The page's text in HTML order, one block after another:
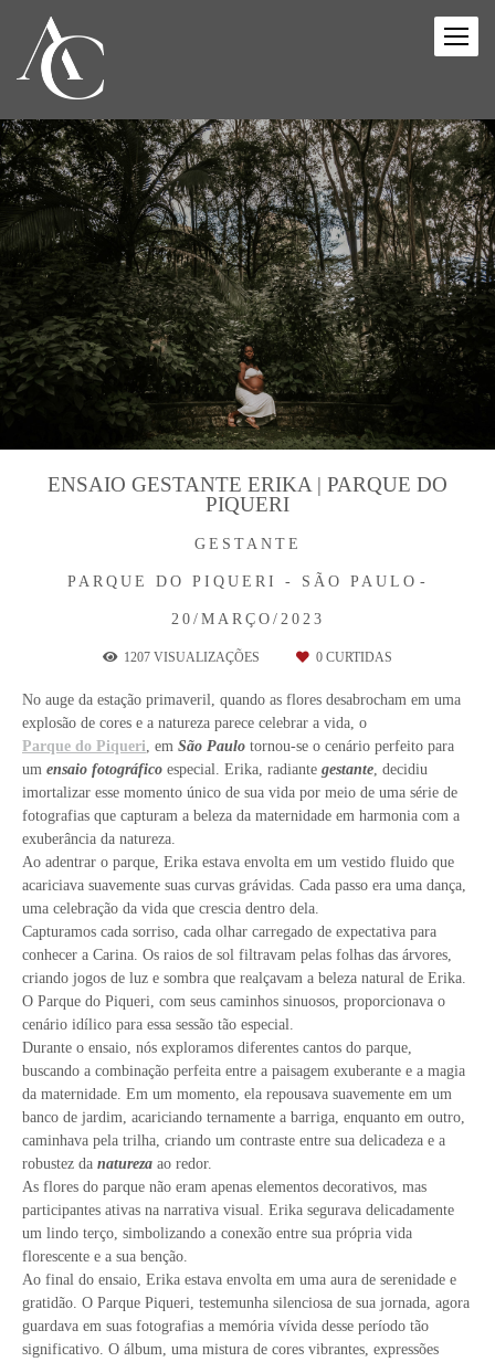
GESTANTE
PARQUE DO PIQUERI - SÃO PAULO
20/MARÇO/2023
ENSAIO GESTANTE ERIKA | PARQUE DO
PIQUERI
1207 VISUALIZAÇÕES 0 CURTIDAS
No auge da estação primaveril, quando as flores desabrocham em uma
explosão de cores e a natureza parece celebrar a vida, o
Parque do Piqueri , em São Paulo tornou-se o cenário perfeito para
um ensaio fotográfico especial. Erika, radiante gestante , decidiu
imortalizar esse momento único de sua vida por meio de uma série de
fotografias que capturam a beleza da maternidade em harmonia com a
exuberância da natureza.
Ao adentrar o parque, Erika estava envolta em um vestido fluido que
acariciava suavemente suas curvas grávidas. Cada passo era uma dança,
uma celebração da vida que crescia dentro dela.
Capturamos cada sorriso, cada olhar carregado de expectativa para
conhecer a Carina. Os raios de sol filtravam pelas folhas das árvores,
criando jogos de luz e sombra que realçavam a beleza natural de Erika.
O Parque do Piqueri, com seus caminhos sinuosos, proporcionava o
cenário idílico para essa sessão tão especial.
Durante o ensaio, nós exploramos diferentes cantos do parque,
buscando a combinação perfeita entre a paisagem exuberante e a magia
da maternidade. Em um momento, ela repousava suavemente em um
banco de jardim, acariciando ternamente a barriga, enquanto em outro,
caminhava pela trilha, criando um contraste entre sua delicadeza e a
robustez da natureza ao redor.
As flores do parque não eram apenas elementos decorativos, mas
participantes ativas na narrativa visual. Erika segurava delicadamente
um lindo terço, simbolizando a conexão entre sua própria vida
florescente e a sua benção.
Ao final do ensaio, Erika estava envolta em uma aura de serenidade e
gratidão. O Parque Piqueri, testemunha silenciosa de sua jornada, agora
guardava em suas fotografias a memória vívida desse período tão
significativo. O álbum, uma mistura de cores vibrantes, expressões